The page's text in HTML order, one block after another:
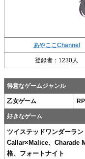
あやここChannel
登録者：1230人
得意なゲームジャンル
乙女ゲーム
好きなゲーム
ツイステッドワンダーラ
Callar×Malice、Charade
格、フォートナイト